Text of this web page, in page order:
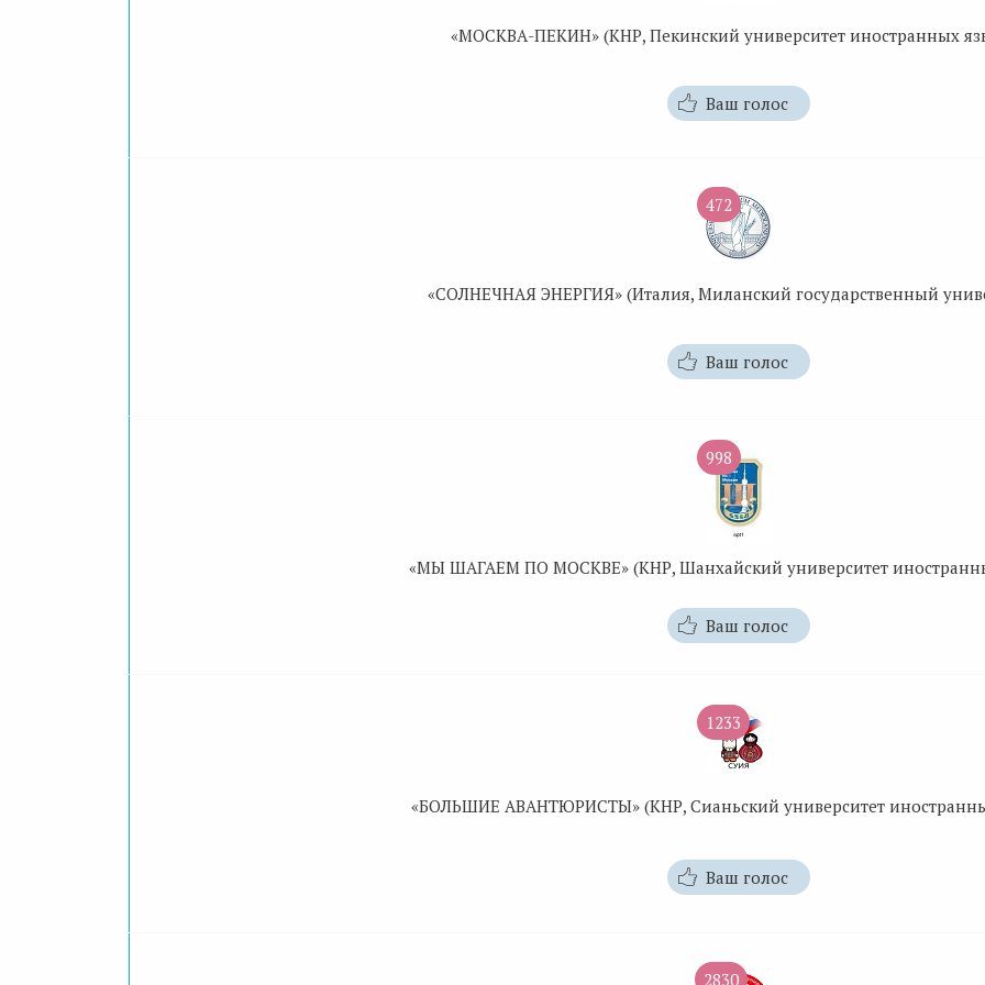
«МОСКВА-ПЕКИН» (КНР, Пекинский университет иностранных
Ваш голос
472
«СОЛНЕЧНАЯ ЭНЕРГИЯ» (Италия, Миланский государственный
Ваш голос
998
«МЫ ШАГАЕМ ПО МОСКВЕ» (КНР, Шанхайский университет
Ваш голос
1233
«БОЛЬШИЕ АВАНТЮРИСТЫ» (КНР, Сианьский университет
Ваш голос
2830